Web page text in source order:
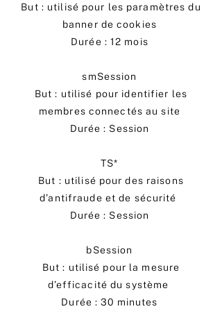
But : utilisé pour les paramètres du
banner de cookies
Durée : 12 mois
smSession
But : utilisé pour identifier les
membres connectés au site
Durée : Session
TS*
But : utilisé pour des raisons
d’antifraude et de sécurité
Durée : Session
bSession
But : utilisé pour la mesure
d’efficacité du système
Durée : 30 minutes